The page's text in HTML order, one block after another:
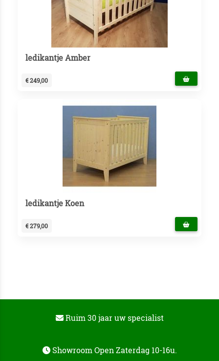
ledikantje Amber
€ 249,00
ledikantje Koen
€ 279,00
Ruim 30 jaar uw specialist
Showroom Open Zaterdag 10-16u.